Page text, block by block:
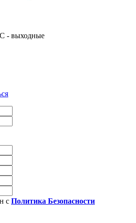
- выходные
с Политика Безопасности